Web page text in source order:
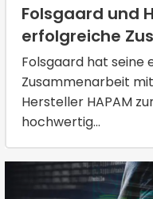
Folsgaard und
erfolgreiche
Folsgaard hat seine
Zusammenarbeit
Hersteller HAPAM
hochwertig...